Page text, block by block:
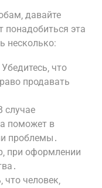
давайте
понадобиться эта
несколько:
что
продавать
случае
поможет в
проблемы․
при оформлении
что человек‚